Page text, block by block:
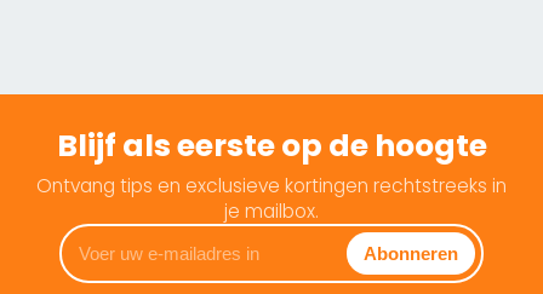
Blijf als eerste op de hoogte
Ontvang tips en exclusieve kortingen rechtstreeks in
je mailbox.
Voer
uw
e-
Abonneren